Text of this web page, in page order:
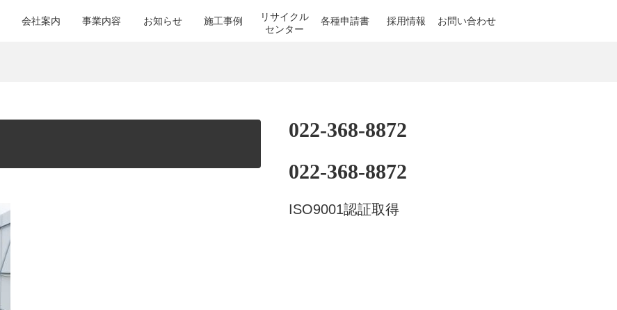
会社案内 事業内容 お知らせ 施工事例
リサイクル
センター
各種申請書 採用情報 お問い合わせ
022-368-8872
022-368-8872
ISO9001認証取得